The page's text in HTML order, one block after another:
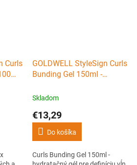
Curls
GOLDWELL StyleSign Curls
Bunding Gel 150ml -
vĺn a kudrlín
Skladom
€13,29
Do košíka
Curls Bunding Gel 150ml -